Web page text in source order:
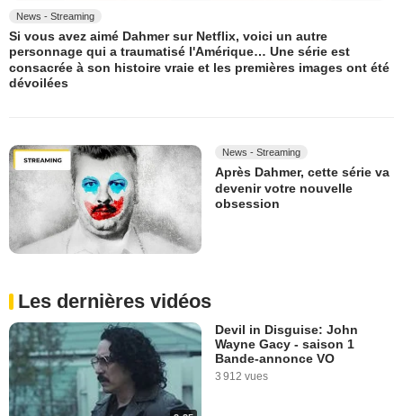
News - Streaming
Si vous avez aimé Dahmer sur Netflix, voici un autre
personnage qui a traumatisé l'Amérique… Une série est
consacrée à son histoire vraie et les premières images ont été
dévoilées
News - Streaming
Après Dahmer, cette série va
devenir votre nouvelle
obsession
Les dernières vidéos
Devil in Disguise: John
Wayne Gacy - saison 1
Bande-annonce VO
3 912 vues